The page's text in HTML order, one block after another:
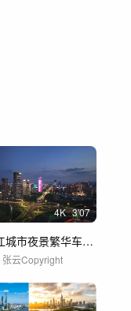
4K 3'07
杭州滨江城市夜景繁华车流航拍
张云Copyright